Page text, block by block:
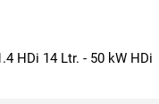
HDi 14 Ltr. - 50 kW HDi